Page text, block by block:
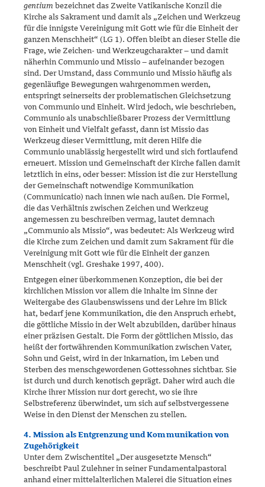
gentium be­zeich­net das Zweite Vatikanische Konzil die
Kirche als Sakrament und damit als „Zeichen und Werkzeug
für die innigste Vereinigung mit Gott wie für die Einheit der
ganzen Menschheit“ (LG 1). Offen bleibt an die­ser Stelle die
Frage, wie Zeichen- und Werkzeugcharakter – und damit
näherhin Communio und Missio – aufeinander bezogen
sind. Der Um­stand, dass Communio und Missio häufig als
gegenläufige Bewegungen wahrgenommen werden,
entspringt seinerseits der problematischen Gleichsetzung
von Communio und Einheit. Wird jedoch, wie beschrie­ben,
Communio als unabschließbarer Prozess der Vermitt­lung
von Ein­heit und Vielfalt gefasst, dann ist Missio das
Werkzeug dieser Vermitt­lung, mit deren Hilfe die
Communio unablässig hergestellt wird und sich fortlaufend
erneuert. Mission und Gemeinschaft der Kirche fallen damit
letztlich in eins, oder besser: Mission ist die zur Herstellung
der Gemein­schaft notwendige Kommunikation
(Communicatio) nach innen wie nach außen. Die Formel,
die das Verhältnis zwischen Zeichen und Werkzeug
angemessen zu beschreiben vermag, lautet demnach
„Commu­nio als Missio“, was bedeutet: Als Werk­zeug wird
die Kirche zum Zeichen und damit zum Sakrament für die
Vereinigung mit Gott wie für die Einheit der ganzen
Menschheit (vgl. Greshake 1997, 400).
Entgegen einer überkommenen Konzeption, die bei der
kirchlichen Mis­sion vor allem die Inhalte im Sinne der
Weitergabe des Glaubenswissens und der Lehre im Blick
hat, bedarf jene Kommunikation, die den An­spruch erhebt,
die göttliche Missio in der Welt abzubilden, darüber hin­aus
einer präzisen Gestalt. Die Form der göttlichen Missio, das
heißt der fortwährenden Kommunikation zwischen Vater,
Sohn und Geist, wird in der Inkarnation, im Leben und
Sterben des menschgewordenen Gottes­sohnes sichtbar. Sie
ist durch und durch kenotisch geprägt. Daher wird auch die
Kirche ihrer Mission nur dort gerecht, wo sie ihre
Selbstreferenz überwindet, um sich auf selbstvergessene
Weise in den Dienst der Menschen zu stellen.
4. Mission als Entgrenzung und Kommunikation von
Zugehörigkeit
Unter dem Zwischentitel „Der ausgesetzte Mensch“
beschreibt Paul Zuleh­ner in seiner Fundamentalpastoral
anhand einer mittelalterlichen Malerei die Situation eines